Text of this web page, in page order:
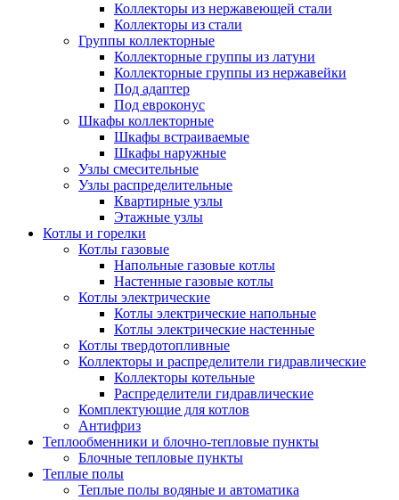
Коллекторы из нержавеющей стали
Коллекторы из стали
Группы коллекторные
Коллекторные группы из латуни
Коллекторные группы из нержавейки
Под адаптер
Под евроконус
Шкафы коллекторные
Шкафы встраиваемые
Шкафы наружные
Узлы смесительные
Узлы распределительные
Квартирные узлы
Этажные узлы
Котлы и горелки
Котлы газовые
Напольные газовые котлы
Настенные газовые котлы
Котлы электрические
Котлы электрические напольные
Котлы электрические настенные
Котлы твердотопливные
Коллекторы и распределители гидравлические
Коллекторы котельные
Распределители гидравлические
Комплектующие для котлов
Антифриз
Теплообменники и блочно-тепловые пункты
Блочные тепловые пункты
Теплые полы
Теплые полы водяные и автоматика